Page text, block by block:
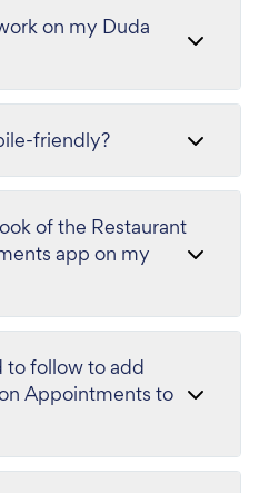
on my Duda
friendly?
of the Restaurant
app on my
to follow to add
Appointments to